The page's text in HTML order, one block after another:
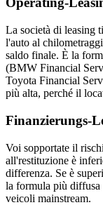
La società di leasing
l'auto al
saldo finale. È la
(BMW Financial
Toyota Financial
più alta, perché il
Finanzierungs-
Voi sopportate il
all'restituzione è
differenza. Se è
la formula più
veicoli mainstream.